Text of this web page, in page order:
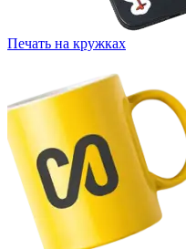
Печать на кружках